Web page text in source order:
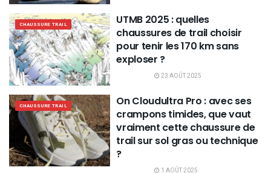
CHAUSSURE TRAIL
UTMB 2025 : quelles
chaussures de trail choisir
pour tenir les 170 km sans
exploser ?
23 AOÛT 2025
CHAUSSURE TRAIL
On Cloudultra Pro : avec ses
crampons timides, que vaut
vraiment cette chaussure de
trail sur sol gras ou technique
?
1 AOÛT 2025